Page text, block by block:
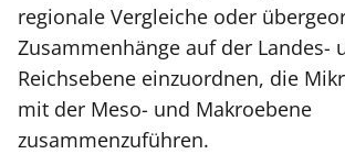
regionale Vergleiche oder
Zusammenhänge auf der Landes-
Reichsebene einzuordnen, die
mit der Meso- und Makroebene
zusammenzuführen.